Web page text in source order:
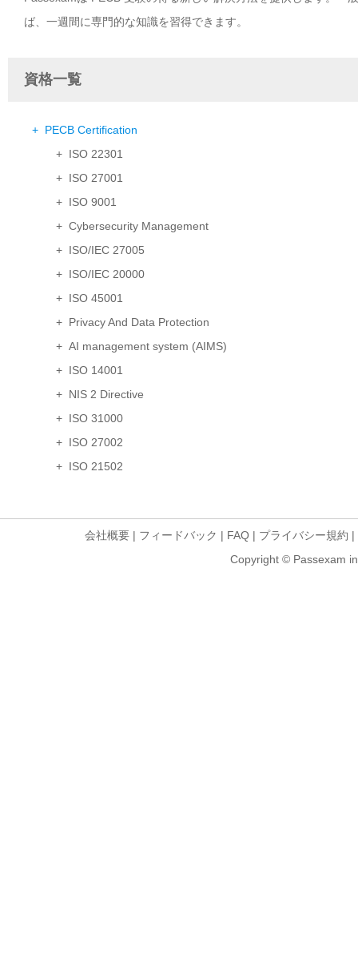
ば、一週間に専門的な知識を習得できます。
資格一覧
+ PECB Certification
+ ISO 22301
+ ISO 27001
+ ISO 9001
+ Cybersecurity Management
+ ISO/IEC 27005
+ ISO/IEC 20000
+ ISO 45001
+ Privacy And Data Protection
+ AI management system (AIMS)
+ ISO 14001
+ NIS 2 Directive
+ ISO 31000
+ ISO 27002
+ ISO 21502
会社概要 | フィードバック | FAQ | プライバシー規約 |
Copyright © Passexam